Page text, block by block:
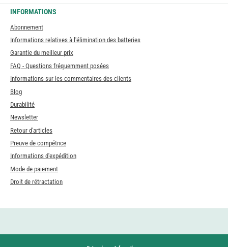
INFORMATIONS
Abonnement
Informations relatives à l'élimination des batteries
Garantie du meilleur prix
FAQ - Questions fréquemment posées
Informations sur les commentaires des clients
Blog
Durabilité
Newsletter
Retour d'articles
Preuve de compétnce
Informations d'expédition
Mode de paiement
Droit de rétractation